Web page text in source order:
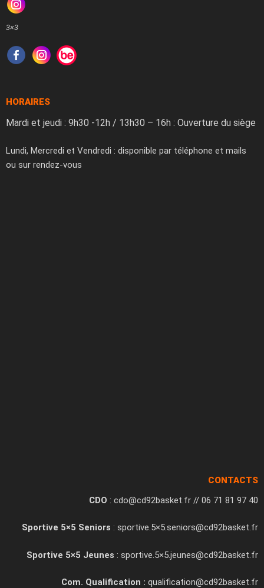
3×3
HORAIRES
Mardi et jeudi : 9h30 -12h / 13h30 – 16h : Ouverture du siège
Lundi, Mercredi et Vendredi : disponible par téléphone et mails
ou sur rendez-vous
CONTACTS
CDO : cdo@cd92basket.fr // 06 71 81 97 40
Sportive 5×5 Seniors : sportive.5×5.seniors@cd92basket.fr
Sportive 5×5 Jeunes : sportive.5×5.jeunes@cd92basket.fr
Com. Qualification : qualification@cd92basket.fr